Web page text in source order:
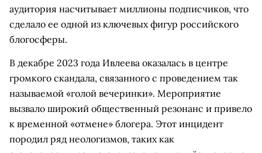
аудитория насчитывает миллионы подписчиков, что
сделало ее одной из ключевых фигур российского
блогосферы.
В декабре 2023 года Ивлеева оказалась в центре
громкого скандала, связанного с проведением так
называемой «голой вечеринки». Мероприятие
вызвало широкий общественный резонанс и привело
к временной «отмене» блогера. Этот инцидент
породил ряд неологизмов, таких как